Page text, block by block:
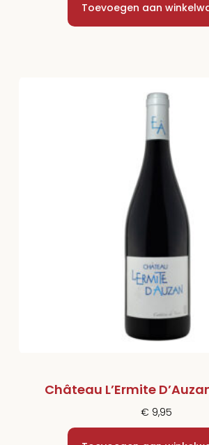
Toevoegen aan
Château L’Ermite
€ 9,95